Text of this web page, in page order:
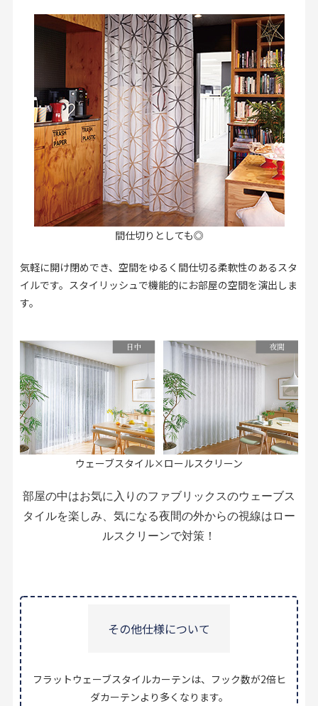
間仕切りとしても◎
気軽に開け閉めでき、空間をゆるく間仕切る柔軟性のあるスタ
イルです。スタイリッシュで機能的にお部屋の空間を演出しま
す。
ウェーブスタイル×ロールスクリーン
部屋の中はお気に入りのファブリックスのウェーブス
タイルを楽しみ、気になる夜間の外からの視線はロー
ルスクリーンで対策！
その他仕様について
フラットウェーブスタイルカーテンは、フック数が2倍ヒ
ダカーテンより多くなります。